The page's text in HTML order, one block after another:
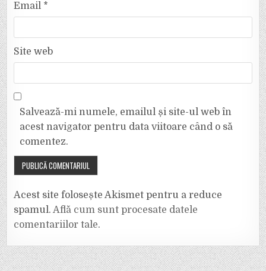
Email *
Site web
Salvează-mi numele, emailul și site-ul web în
acest navigator pentru data viitoare când o să
comentez.
Acest site folosește Akismet pentru a reduce
spamul.Află cum sunt procesate datele
comentariilor tale.